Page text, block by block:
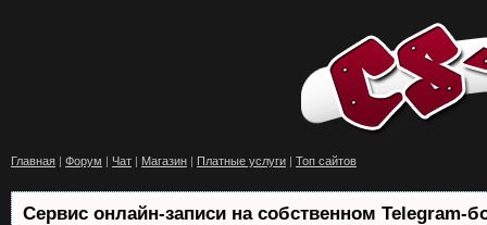
Главная | Форум | Чат | Магазин | Платные услуги | Топ сайтов
Сервис онлайн-записи на собственном Telegram-